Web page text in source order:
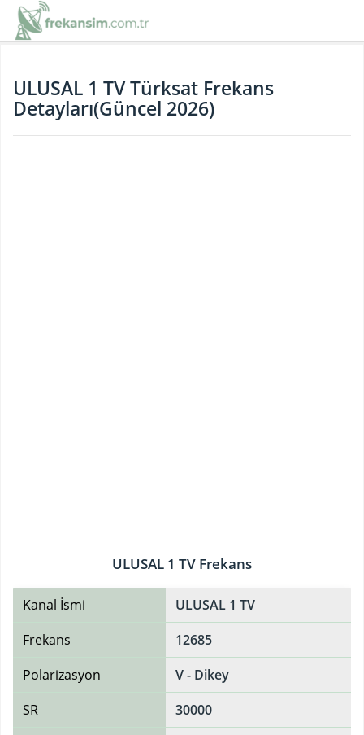
Türksat
Frekans
ULUSAL 1 TV Türksat Frekans
Detayları(Güncel 2026)
ULUSAL 1 TV Frekans
Kanal İsmi
ULUSAL 1 TV
Frekans
12685
Polarizasyon
V - Dikey
SR
30000